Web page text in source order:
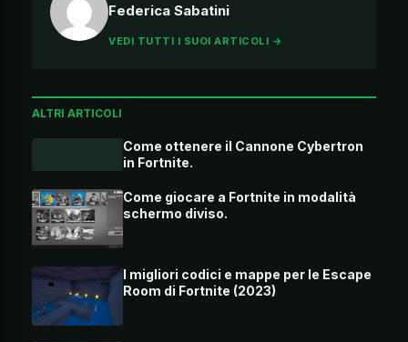
Federica Sabatini
VEDI TUTTI I SUOI ARTICOLI →
ALTRI ARTICOLI
Come ottenere il Cannone Cybertron
in Fortnite.
Come giocare a Fortnite in modalità
schermo diviso.
I migliori codici e mappe per le Escape
Room di Fortnite (2023)